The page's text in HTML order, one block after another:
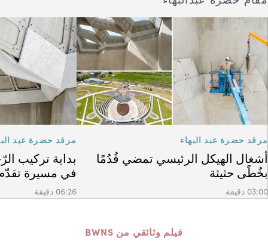
مرقد حضرة عبد البهاء
أشغال الهيكل الرئيسي تمضي قُدُمًا
بخُطًى حثيثة
03:00 دقيقة
مرقد حضرة عبد
بداية تركيب
في مسيرة
06:26 دقيقة
فيلم وثائقي من BWNS